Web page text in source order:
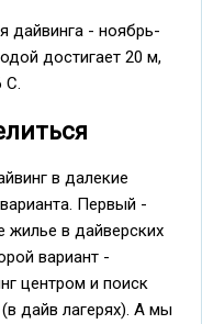
дайвинга - ноябрь-
достигает 20 м,
С.
в далекие
Первый -
жилье в дайверских
вариант -
центром и поиск
дайв лагерях). А мы